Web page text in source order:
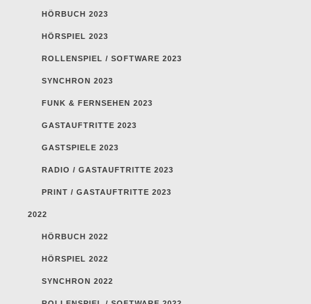
HÖRBUCH 2023
HÖRSPIEL 2023
ROLLENSPIEL / SOFTWARE 2023
SYNCHRON 2023
FUNK & FERNSEHEN 2023
GASTAUFTRITTE 2023
GASTSPIELE 2023
RADIO / GASTAUFTRITTE 2023
PRINT / GASTAUFTRITTE 2023
2022
HÖRBUCH 2022
HÖRSPIEL 2022
SYNCHRON 2022